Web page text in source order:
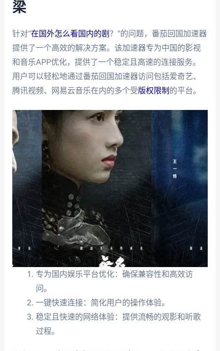
梁
针对“在国外怎么看国内的剧？”的问题，番茄回国加速器
提供了一个高效的解决方案。该加速器专为中国的影视
和音乐APP优化，提供了一个稳定且高速的连接服务。
用户可以轻松地通过番茄回国加速器访问包括爱奇艺、
腾讯视频、网易云音乐在内的多个受版权限制的平台。
专为国内娱乐平台优化：确保兼容性和高效访
问。
一键快速连接：简化用户的操作体验。
稳定且快速的网络体验：提供流畅的观影和听歌
过程。